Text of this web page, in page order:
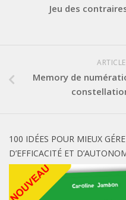
Jeu des
Memory de
100 IDÉES POUR MIEUX
D’EFFICACITÉ ET